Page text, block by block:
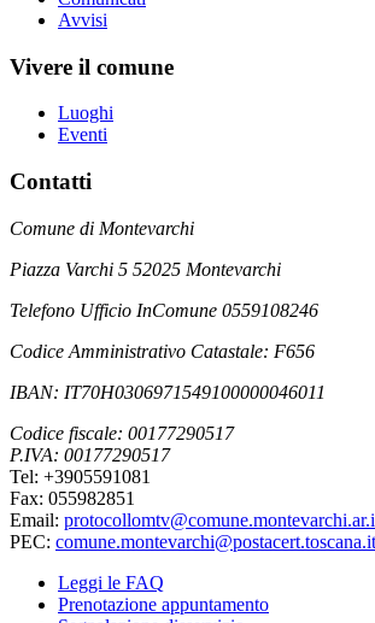
Avvisi
Vivere il comune
Luoghi
Eventi
Contatti
Comune di Montevarchi
Piazza Varchi 5 52025 Montevarchi
Telefono Ufficio InComune 0559108246
Codice Amministrativo Catastale: F656
IBAN: IT70H0306971549100000046011
Codice fiscale: 00177290517
P.IVA: 00177290517
Tel: +3905591081
Fax: 055982851
Email:
PEC: comune.montevarchi@postacert.toscana.it
Leggi le FAQ
Prenotazione appuntamento